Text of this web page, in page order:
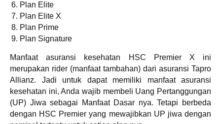
Plan Elite
Plan Elite X
Plan Prime
Plan Signature
Manfaat asuransi kesehatan HSC Premier X ini
merupakan rider (manfaat tambahan) dari asuransi Tapro
Allianz. Jadi untuk dapat memiliki manfaat asuransi
kesehatan ini, Anda wajib membeli Uang Pertanggungan
(UP) Jiwa sebagai Manfaat Dasar nya. Tetapi berbeda
dengan HSC Premier yang mewajibkan UP jiwa dengan